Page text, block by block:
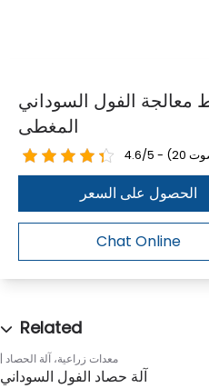
معالجة الفول السوداني
المغطى
الحصول على السعر
Chat Online
معدات زراعية،آلة الحصاد
آلة حصاد الفول السوداني